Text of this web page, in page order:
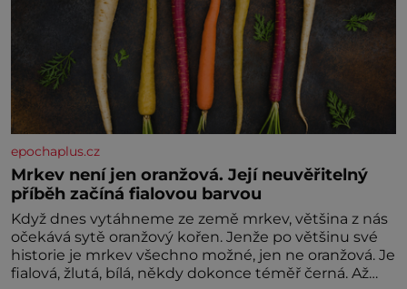
epochaplus.cz
Mrkev není jen oranžová. Její neuvěřitelný
příběh začíná fialovou barvou
Když dnes vytáhneme ze země mrkev, většina z nás
očekává sytě oranžový kořen. Jenže po většinu své
historie je mrkev všechno možné, jen ne oranžová. Je
fialová, žlutá, bílá, někdy dokonce téměř černá. Až